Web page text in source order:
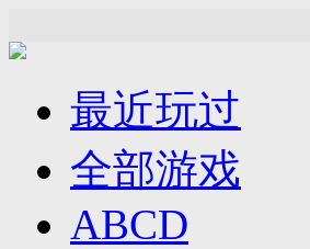
最近玩过
全部游戏
ABCD